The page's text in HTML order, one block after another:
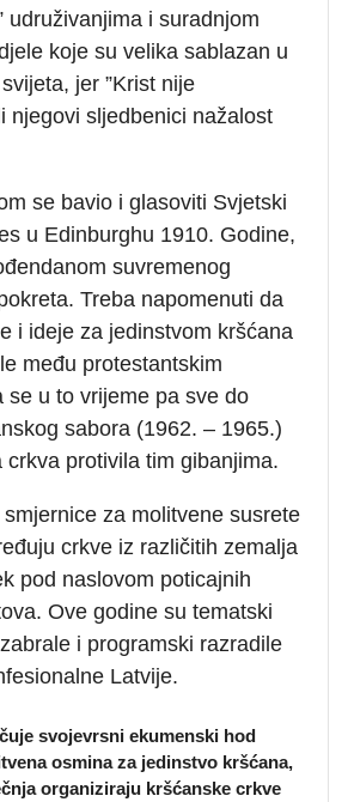
udruživanjima i suradnjom
koje su velika sablazan u
jer ”Krist nije
njegovi sljedbenici nažalost
se bavio i glasoviti Svjetski
u Edinburghu 1910. Godine,
suvremenog
Treba napomenuti da
i ideje za jedinstvom kršćana
među protestantskim
se u to vrijeme pa sve do
sabora (1962. – 1965.)
crkva protivila tim gibanjima.
za molitvene susrete
crkve iz različitih zemalja
pod naslovom poticajnih
Ove godine su tematski
i programski razradile
Latvije.
svojevrsni ekumenski hod
osmina za jedinstvo kršćana,
organiziraju kršćanske crkve